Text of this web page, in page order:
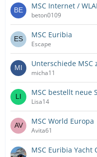
MSC Internet /
beton0109
MSC Euribia
Escape
Unterschiede MSC
micha11
MSC bestellt neue
Lisa14
MSC World Europa
Avita61
MSC Euribia Yacht